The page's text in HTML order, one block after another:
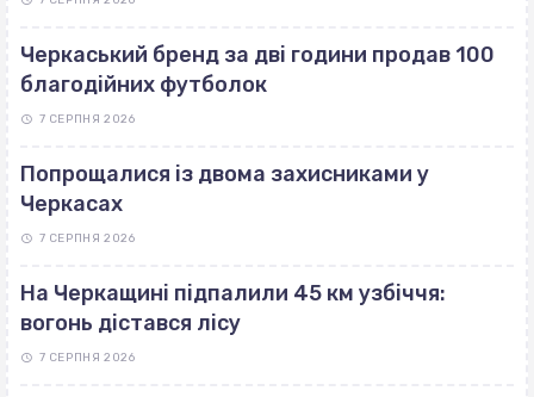
Черкаський бренд за дві години продав 100
благодійних футболок
7 СЕРПНЯ 2026
Попрощалися із двома захисниками у
Черкасах
7 СЕРПНЯ 2026
На Черкащині підпалили 45 км узбіччя:
вогонь дістався лісу
7 СЕРПНЯ 2026